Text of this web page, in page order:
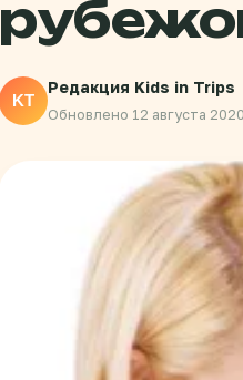
KT
Редакция Kids in Trips
Обновлено 12 августа 2020